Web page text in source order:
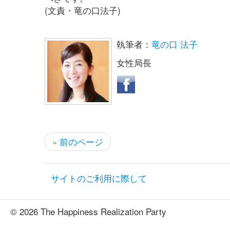
(文責・竜の口法子)
執筆者： 竜の口 法子
女性局長
« 前のページ
サイトのご利用に際して
© 2026 The Happiness Realization Party